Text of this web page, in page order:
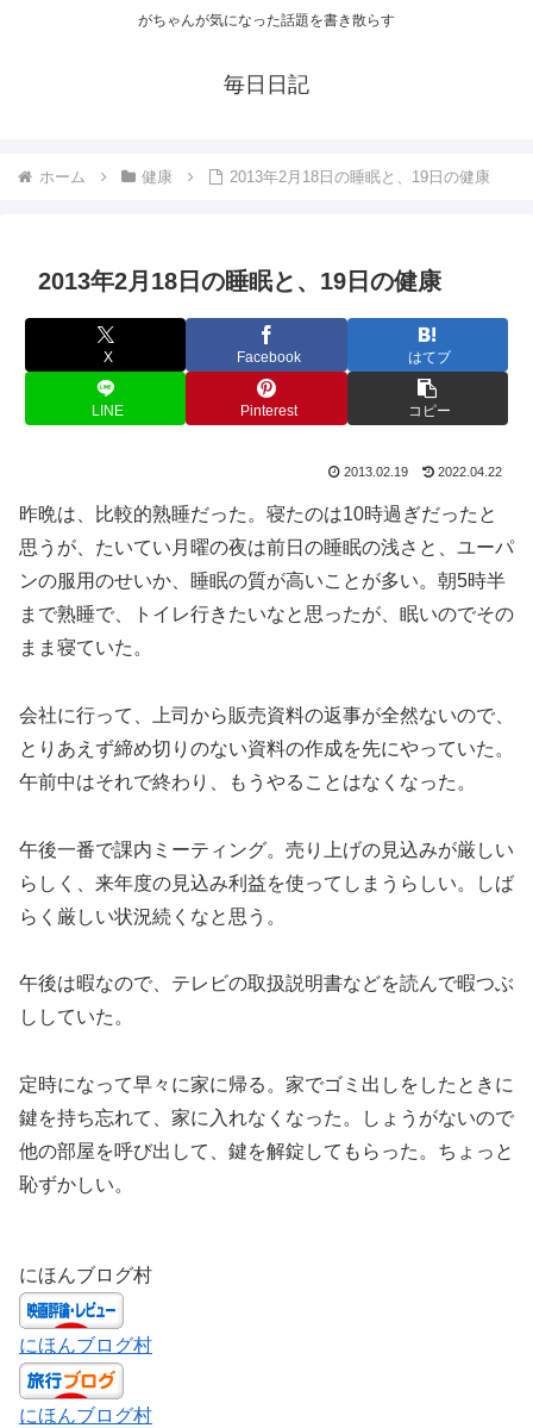
がちゃんが気になった話題を書き散らす
毎日日記
ホーム 健康 2013年2月18日の睡眠と、19日の健康
2013年2月18日の睡眠と、19日の健康
X Facebook はてブ
LINE Pinterest コピー
2013.02.19 2022.04.22
昨晩は、比較的熟睡だった。寝たのは10時過ぎだったと
思うが、たいてい月曜の夜は前日の睡眠の浅さと、ユーパ
ンの服用のせいか、睡眠の質が高いことが多い。朝5時半
まで熟睡で、トイレ行きたいなと思ったが、眠いのでその
まま寝ていた。
会社に行って、上司から販売資料の返事が全然ないので、
とりあえず締め切りのない資料の作成を先にやっていた。
午前中はそれで終わり、もうやることはなくなった。
午後一番で課内ミーティング。売り上げの見込みが厳しい
らしく、来年度の見込み利益を使ってしまうらしい。しば
らく厳しい状況続くなと思う。
午後は暇なので、テレビの取扱説明書などを読んで暇つぶ
ししていた。
定時になって早々に家に帰る。家でゴミ出しをしたときに
鍵を持ち忘れて、家に入れなくなった。しょうがないので
他の部屋を呼び出して、鍵を解錠してもらった。ちょっと
恥ずかしい。
にほんブログ村
にほんブログ村
にほんブログ村